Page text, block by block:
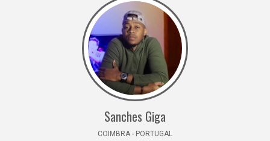
Sanches Giga
COIMBRA - PORTUGAL